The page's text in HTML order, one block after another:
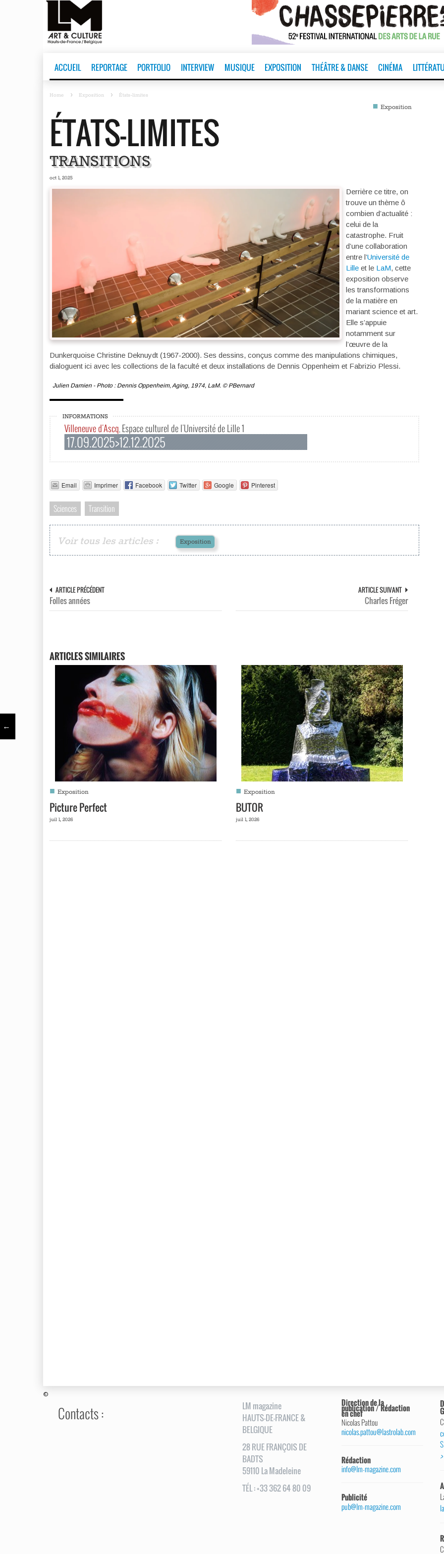
ACCUEIL REPORTAGE PORTFOLIO INTERVIEW MUSIQUE EXPOSITION THÉÂTRE & DANSE CINÉMA
Home Exposition États-limites
■ Exposition
ÉTATS-LIMITES
TRANSITIONS
oct 1, 2025
Derrière ce titre, on
trouve un thème ô
combien d’actualité :
celui de la
catastrophe. Fruit
d’une collaboration
entre l’Université de
Lilleet le LaM, cette
exposition observe
les transformations
de la matière en
mariant science et art.
Elle s’appuie
notamment sur
l’œuvre de la
Dunkerquoise Christine Deknuydt (1967-2000). Ses dessins, conçus comme des manipulations chimiques,
dialoguent ici avec les collections de la faculté et deux installations de Dennis Oppenheim et Fabrizio Plessi.
Julien Damien - Photo : Dennis Oppenheim, Aging, 1974, LaM. © PBernard
INFORMATIONS
Villeneuve d'Ascq, Espace culturel de l'Université de Lille 1
17.09.2025>12.12.2025
Email Imprimer Facebook Twitter Google Pinterest
Sciences Transition
Voir tous les articles : Exposition
ARTICLE PRÉCÉDENT
Folles années
ARTICLE SUIVANT
Charles Fréger
←
ARTICLES SIMILAIRES
■ Exposition
Picture Perfect
juil 1, 2026
■ Exposition
BUTOR
juil 1, 2026
©
Contacts :
LM magazine
HAUTS-DE-FRANCE &
BELGIQUE
28RUEFRANÇOIS DE
BADTS
59110 La Madeleine
TÉL:+33 362 64 80 09
Direction de la
publication / Rédaction
en chef
Nicolas Pattou
nicolas.pattou@lastrolab.com
Rédaction
info@lm-magazine.com
Publicité
pub@lm-magazine.com